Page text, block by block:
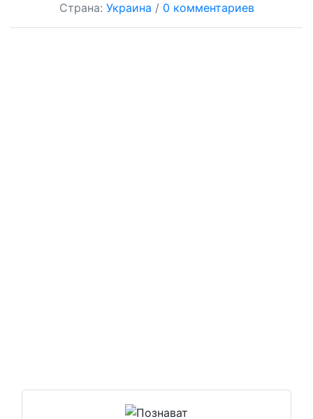
Страна: Украина / 0 комментариев